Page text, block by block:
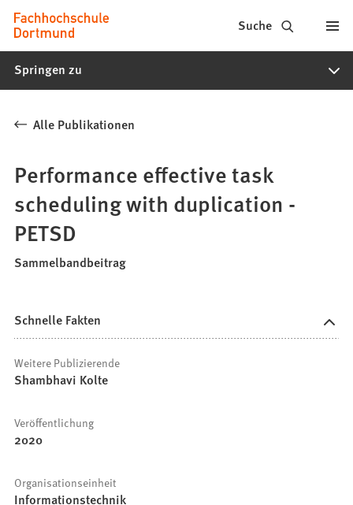
Inhalt anspringen
Fachhochschule
Dortmund
-
Studiengänge,
Bewerbung
Suche
Springen zu
Alle Publikationen
Performance effective task
scheduling with duplication -
PETSD
Sammelbandbeitrag
Schnelle Fakten
Weitere Publizierende
Shambhavi Kolte
Veröffentlichung
2020
Organisationseinheit
Informationstechnik